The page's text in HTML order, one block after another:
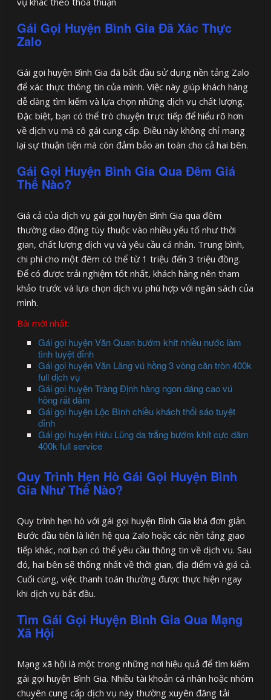
Gái Gọi Huyện Bình Gia Đã Xác Thực
Zalo
Gái gọi huyện Bình Gia đã bắt đầu sử dụng nền tảng Zalo
để xác thực thông tin của mình. Việc này giúp khách hàng
dễ dàng tìm kiếm và lựa chọn những dịch vụ chất lượng.
Đặc biệt, bạn có thể trò chuyện trực tiếp để hiểu rõ hơn
về dịch vụ mà cô gái cung cấp. Điều này không chỉ mang
lại sự thuận tiện mà còn đảm bảo an toàn cho cả hai bên.
Gái Gọi Huyện Bình Gia Qua Đêm Giá
Thế Nào?
Giá cả của dịch vụ gái gọi huyện Bình Gia qua đêm
thường dao động tùy thuộc vào nhiều yếu tố như thời
gian, chất lượng dịch vụ và yêu cầu cá nhân. Trung bình,
chi phí cho một đêm có thể từ 1 triệu đến 3 triệu đồng.
Để có được trải nghiệm tốt nhất, khách hàng nên tham
khảo trước và lựa chọn dịch vụ phù hợp với ngân sách của
mình.
Bài mới nhất:
Gái gọi huyện Văn Quan bướm khít nhiều nước làm
tình tuyệt đỉnh
Gái gọi huyện Văn Lãng vú hồng 3 vòng căn tròn 400k
full dịch vụ
Gái gọi huyện Tràng Định hàng ngon dáng cao vú
hồng rất dâm
Gái gọi huyện Lộc Bình chiều khách thổi sáo tuyệt
đỉnh
Gái gọi huyện Hữu Lũng da trắng bướm khít cực dâm
400k full service
Quy Trình Hẹn Hò Gái Gọi Huyện Bình
Gia Như Thế Nào?
Quy trình hẹn hò với gái gọi huyện Bình Gia khá đơn giản.
Bước đầu tiên là liên hệ qua Zalo hoặc các nền tảng giao
tiếp khác, nơi bạn có thể yêu cầu thông tin về dịch vụ. Sau
đó, hai bên sẽ thống nhất về thời gian, địa điểm và giá cả.
Cuối cùng, việc thanh toán thường được thực hiện ngay
khi dịch vụ bắt đầu.
Tìm Gái Gọi Huyện Bình Gia Qua Mạng
Xã Hội
Mạng xã hội là một trong những nơi hiệu quả để tìm kiếm
gái gọi huyện Bình Gia. Nhiều tài khoản cá nhân hoặc nhóm
chuyên cung cấp dịch vụ này thường xuyên đăng tải